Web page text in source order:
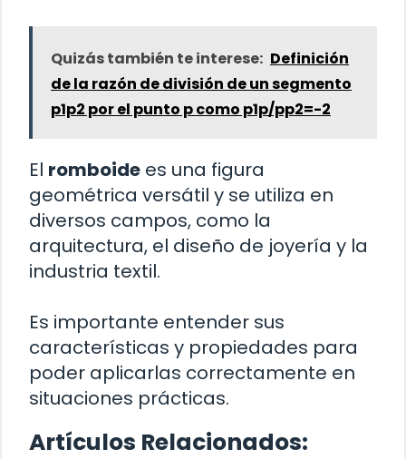
Quizás también te interese: Definición
de la razón de división de un segmento
p1p2 por el punto p como p1p/pp2=-2
El romboide es una figura
geométrica versátil y se utiliza en
diversos campos, como la
arquitectura, el diseño de joyería y la
industria textil.
Es importante entender sus
características y propiedades para
poder aplicarlas correctamente en
situaciones prácticas.
Artículos Relacionados: